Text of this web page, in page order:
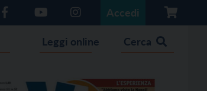
Accedi
Leggi online Cerca